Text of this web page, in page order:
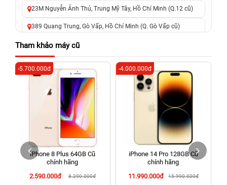
23M Nguyễn Ảnh Thủ, Trung Mỹ Tây, Hồ Chí Minh (Q.12 cũ)
389 Quang Trung, Gò Vấp, Hồ Chí Minh (Q. Gò Vấp cũ)
625 - 625A Âu Cơ, Tân Phú, Hồ Chí Minh (Quận Tân Phú cũ)
326 Lê Văn Việt, Tăng Nhơn Phú, Hồ Chí Minh (Q.9 TP. Thủ
Đức cũ)
256 Võ Văn Ngân, Thủ Đức, Hồ Chí Minh (Bình Thọ, TP. Thủ
Đức Cũ)
70 Nguyễn An Ninh, Dĩ An, Hồ Chí Minh (Bình Dương Cũ)
24h Vũng Tàu: 162A Ba Cu, Vũng Tàu, Hồ Chí Minh (TP. Vũng
Tàu cũ)
198 Hoàng Văn Thụ, Tân Sơn Nhất, Hồ Chí Minh (Tân Bình
Tham khảo máy cũ
iPhone 8 Plus 64GB Cũ
chính hãng
2.590.000đ
8.290.000đ
-5.700.000đ
iPhone 14 Pro 128GB Cũ
chính hãng
11.990.000đ
15.990.000đ
-4.000.000đ